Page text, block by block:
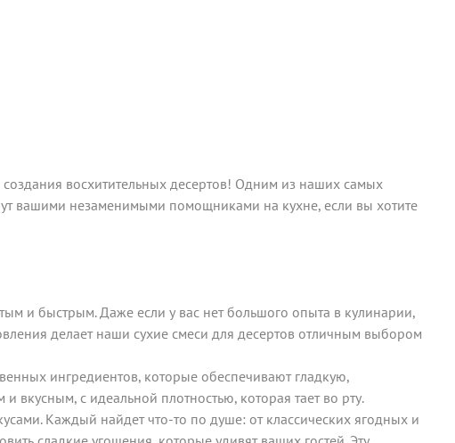
восхитительных десертов! Одним из наших самых
вашими незаменимыми помощниками на кухне, если вы хотите
и быстрым. Даже если у вас нет большого опыта в кулинарии,
делает наши сухие смеси для десертов отличным выбором
ингредиентов, которые обеспечивают гладкую,
вкусным, с идеальной плотностью, которая тает во рту.
Каждый найдет что-то по душе: от классических ягодных и